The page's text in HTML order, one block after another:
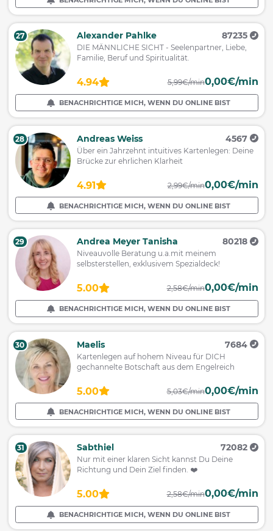
27 Alexander Pahlke 87235
DIE MÄNNLICHE SICHT - Seelenpartner, Liebe,
Familie, Beruf und Spiritualität.
4.94 5,99€/min0,00€/min
BENACHRICHTIGE MICH, WENN DU ONLINE BIST
28 Andreas Weiss 4567
Über ein Jahrzehnt intuitives Kartenlegen: Deine
Brücke zur ehrlichen Klarheit
4.91 2,99€/min0,00€/min
BENACHRICHTIGE MICH, WENN DU ONLINE BIST
29 Andrea Meyer Tanisha 80218
Niveauvolle Beratung u.a.mit meinem
selbsterstellen, exklusivem Spezialdeck!
5.00 2,58€/min0,00€/min
BENACHRICHTIGE MICH, WENN DU ONLINE BIST
30 Maelis 7684
Kartenlegen auf hohem Niveau für DICH
gechannelte Botschaft aus dem Engelreich
5.00 5,03€/min0,00€/min
BENACHRICHTIGE MICH, WENN DU ONLINE BIST
31 Sabthiel 72082
Nur mit einer klaren Sicht kannst Du Deine
Richtung und Dein Ziel finden. ❤️
5.00 2,58€/min0,00€/min
BENACHRICHTIGE MICH, WENN DU ONLINE BIST